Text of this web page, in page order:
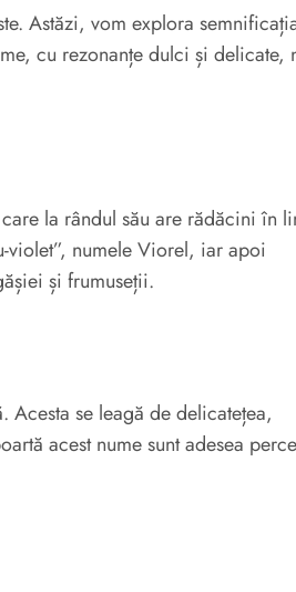
Astăzi, vom explora
cu rezonanțe dulci și delicate,
la rândul său are rădăcini în
violet”, numele Viorel, iar apoi
și frumuseții.
se leagă de delicatețea,
acest nume sunt adesea